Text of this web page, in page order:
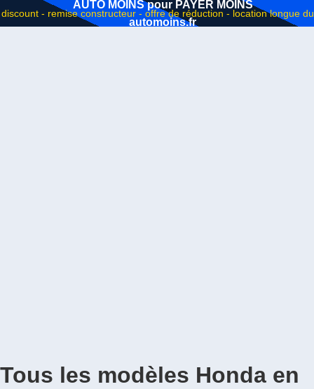
AUTO MOINS pour PAYER MOINS
automoins.fr
Tous les modèles Honda en